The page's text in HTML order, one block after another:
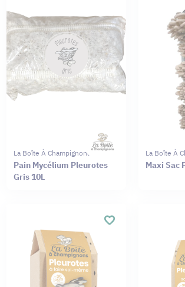
La Boîte À Champignons
Pain Mycélium Pleurotes
Gris 10L
La Boîte À
Maxi Sac